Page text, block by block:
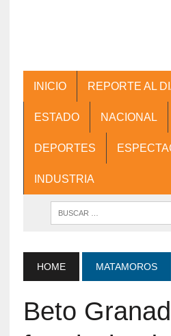
INICIO REPORTE AL
ESTADO NACIONAL
DEPORTES
INDUSTRIA
HOME MATAMOROS
Beto